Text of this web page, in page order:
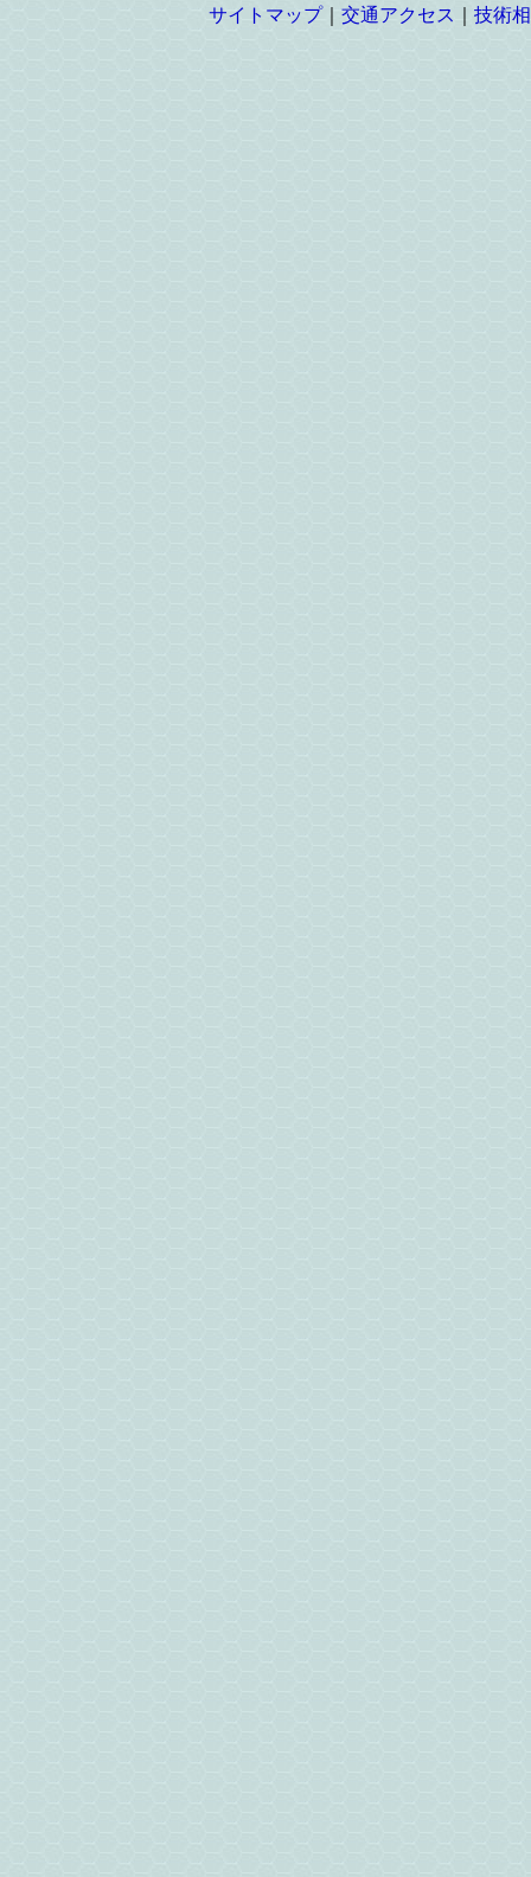
サイトマップ｜ 交通アクセス 技術